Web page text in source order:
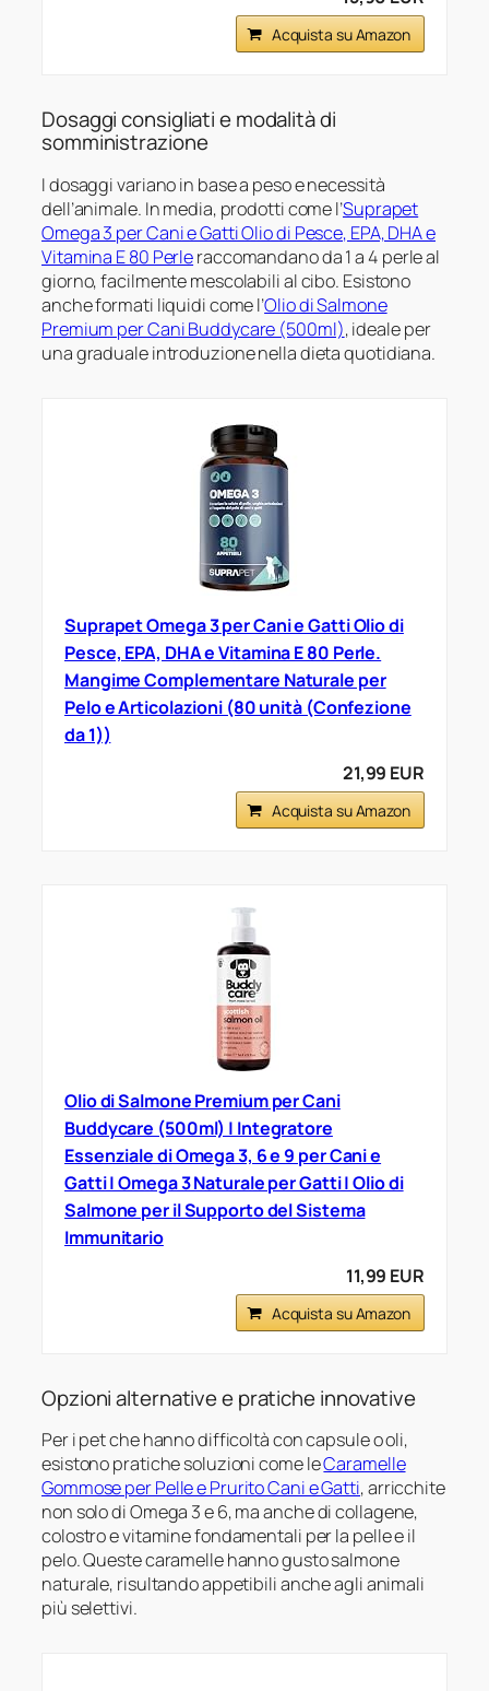
Acquista su Amazon
Dosaggi consigliati e modalità di
somministrazione
I dosaggi variano in base a peso e necessità
dell’animale. In media, prodotti come l’Suprapet
Omega 3 per Cani e Gatti Olio di Pesce, EPA, DHA e
Vitamina E 80 Perleraccomandano da 1 a 4 perle al
giorno, facilmente mescolabili al cibo. Esistono
anche formati liquidi come l’Olio di Salmone
Premium per Cani Buddycare (500ml), ideale per
una graduale introduzione nella dieta quotidiana.
Suprapet Omega 3 per Cani e Gatti Olio di
Pesce, EPA, DHA e Vitamina E 80 Perle.
Mangime Complementare Naturale per
Pelo e Articolazioni (80 unità (Confezione
da 1))
21,99 EUR
Acquista su Amazon
Olio di Salmone Premium per Cani
Buddycare (500ml) | Integratore
Essenziale di Omega 3, 6 e 9 per Cani e
Gatti | Omega 3 Naturale per Gatti | Olio di
Salmone per il Supporto del Sistema
Immunitario
11,99 EUR
Acquista su Amazon
Opzioni alternative e pratiche innovative
Per i pet che hanno difficoltà con capsule o oli,
esistono pratiche soluzioni come leCaramelle
Gommose per Pelle e Prurito Cani e Gatti, arricchite
non solo di Omega 3 e 6, ma anche di collagene,
colostro e vitamine fondamentali per la pelle e il
pelo. Queste caramelle hanno gusto salmone
naturale, risultando appetibili anche agli animali
più selettivi.